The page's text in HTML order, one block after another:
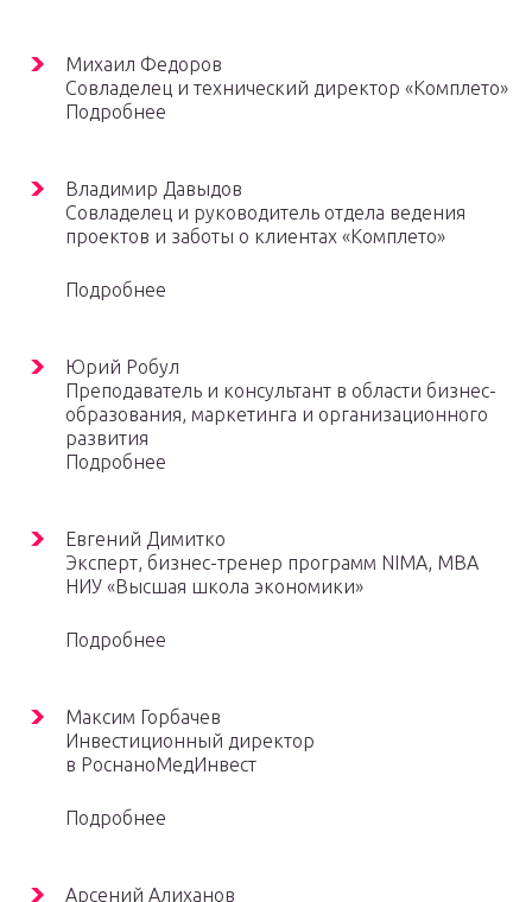
Михаил Федоров
Совладелец и технический директор «Комплето»
Подробнее
Владимир Давыдов
Совладелец и руководитель отдела ведения
проектов и заботы о клиентах «Комплето»
Подробнее
Юрий Робул
Преподаватель и консультант в области бизнес-
образования, маркетинга и организационного
развития
Подробнее
Евгений Димитко
Эксперт, бизнес-тренер программ NIMA, МВА
НИУ «Высшая школа экономики»
Подробнее
Максим Горбачев
Инвестиционный директор
в РоснаноМедИнвест
Подробнее
Арсений Алиханов